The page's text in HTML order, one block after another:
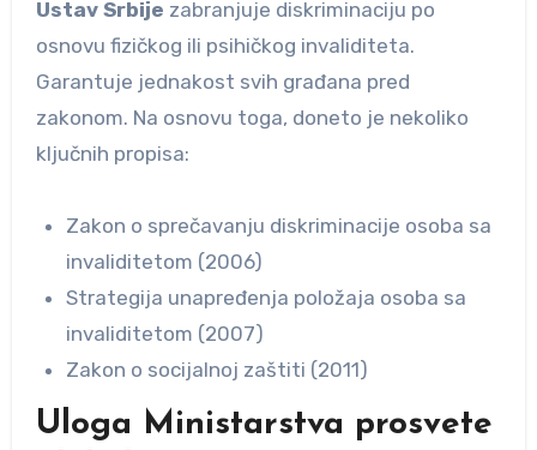
Ustav Srbije zabranjuje diskriminaciju po
osnovu fizičkog ili psihičkog invaliditeta.
Garantuje jednakost svih građana pred
zakonom. Na osnovu toga, doneto je nekoliko
ključnih propisa:
Zakon o sprečavanju diskriminacije osoba sa
invaliditetom (2006)
Strategija unapređenja položaja osoba sa
invaliditetom (2007)
Zakon o socijalnoj zaštiti (2011)
Uloga Ministarstva prosvete